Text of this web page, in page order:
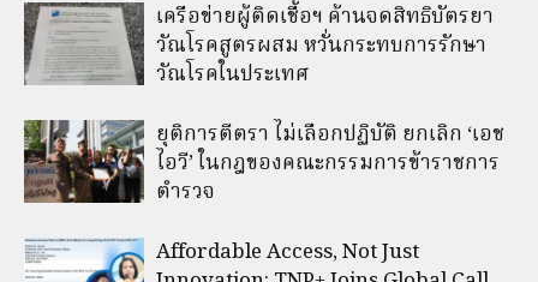
เครือข่ายผู้ติดเชื้อฯ ค้านจดสิทธิบัตรยา
วัณโรคสูตรผสม หวั่นกระทบการรักษา
วัณโรคในประเทศ
ยุติการตีตรา ไม่เลือกปฏิบัติ ยกเลิก ‘เอช
ไอวี’ ในกฎของคณะกรรมการข้าราชการ
ตำรวจ
Affordable Access, Not Just